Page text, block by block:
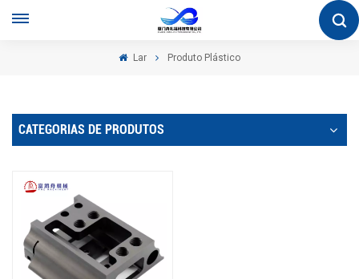
Lar Produto Plástico
CATEGORIAS DE PRODUTOS